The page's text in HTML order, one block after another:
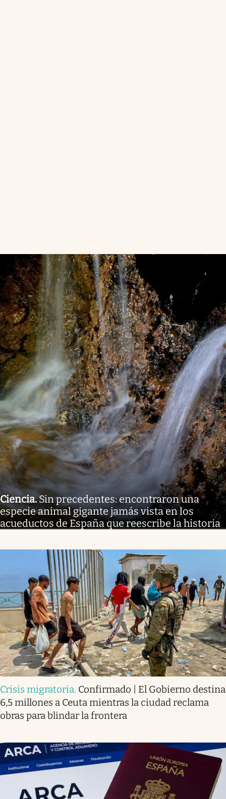
Ciencia.Sin precedentes: encontraron una
especie animal gigante jamás vista en los
acueductos de España que reescribe la historia
Crisis migratoria. Confirmado | El Gobierno destina
6,5 millones a Ceuta mientras la ciudad reclama
obras para blindar la frontera